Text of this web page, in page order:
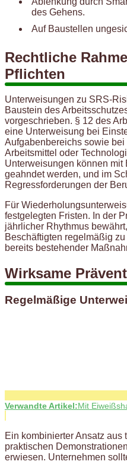
des Gehens.
Auf Baustellen
Rechtliche
Pflichten
Unterweisungen zu SRS-
Baustein des
vorgeschrieben. § 12 des
eine Unterweisung bei
Aufgabenbereichs sowie
Arbeitsmittel oder
Unterweisungen können
geahndet werden, und im
Regressforderungen der
Für
festgelegten Fristen. In der
jährlicher Rhythmus
Beschäftigten regelmäßig
bereits bestehender
Wirksame
Regelmäßige
Verwandte Artikel:Mit
Ein kombinierter Ansatz
praktischen
erwiesen. Unternehmen